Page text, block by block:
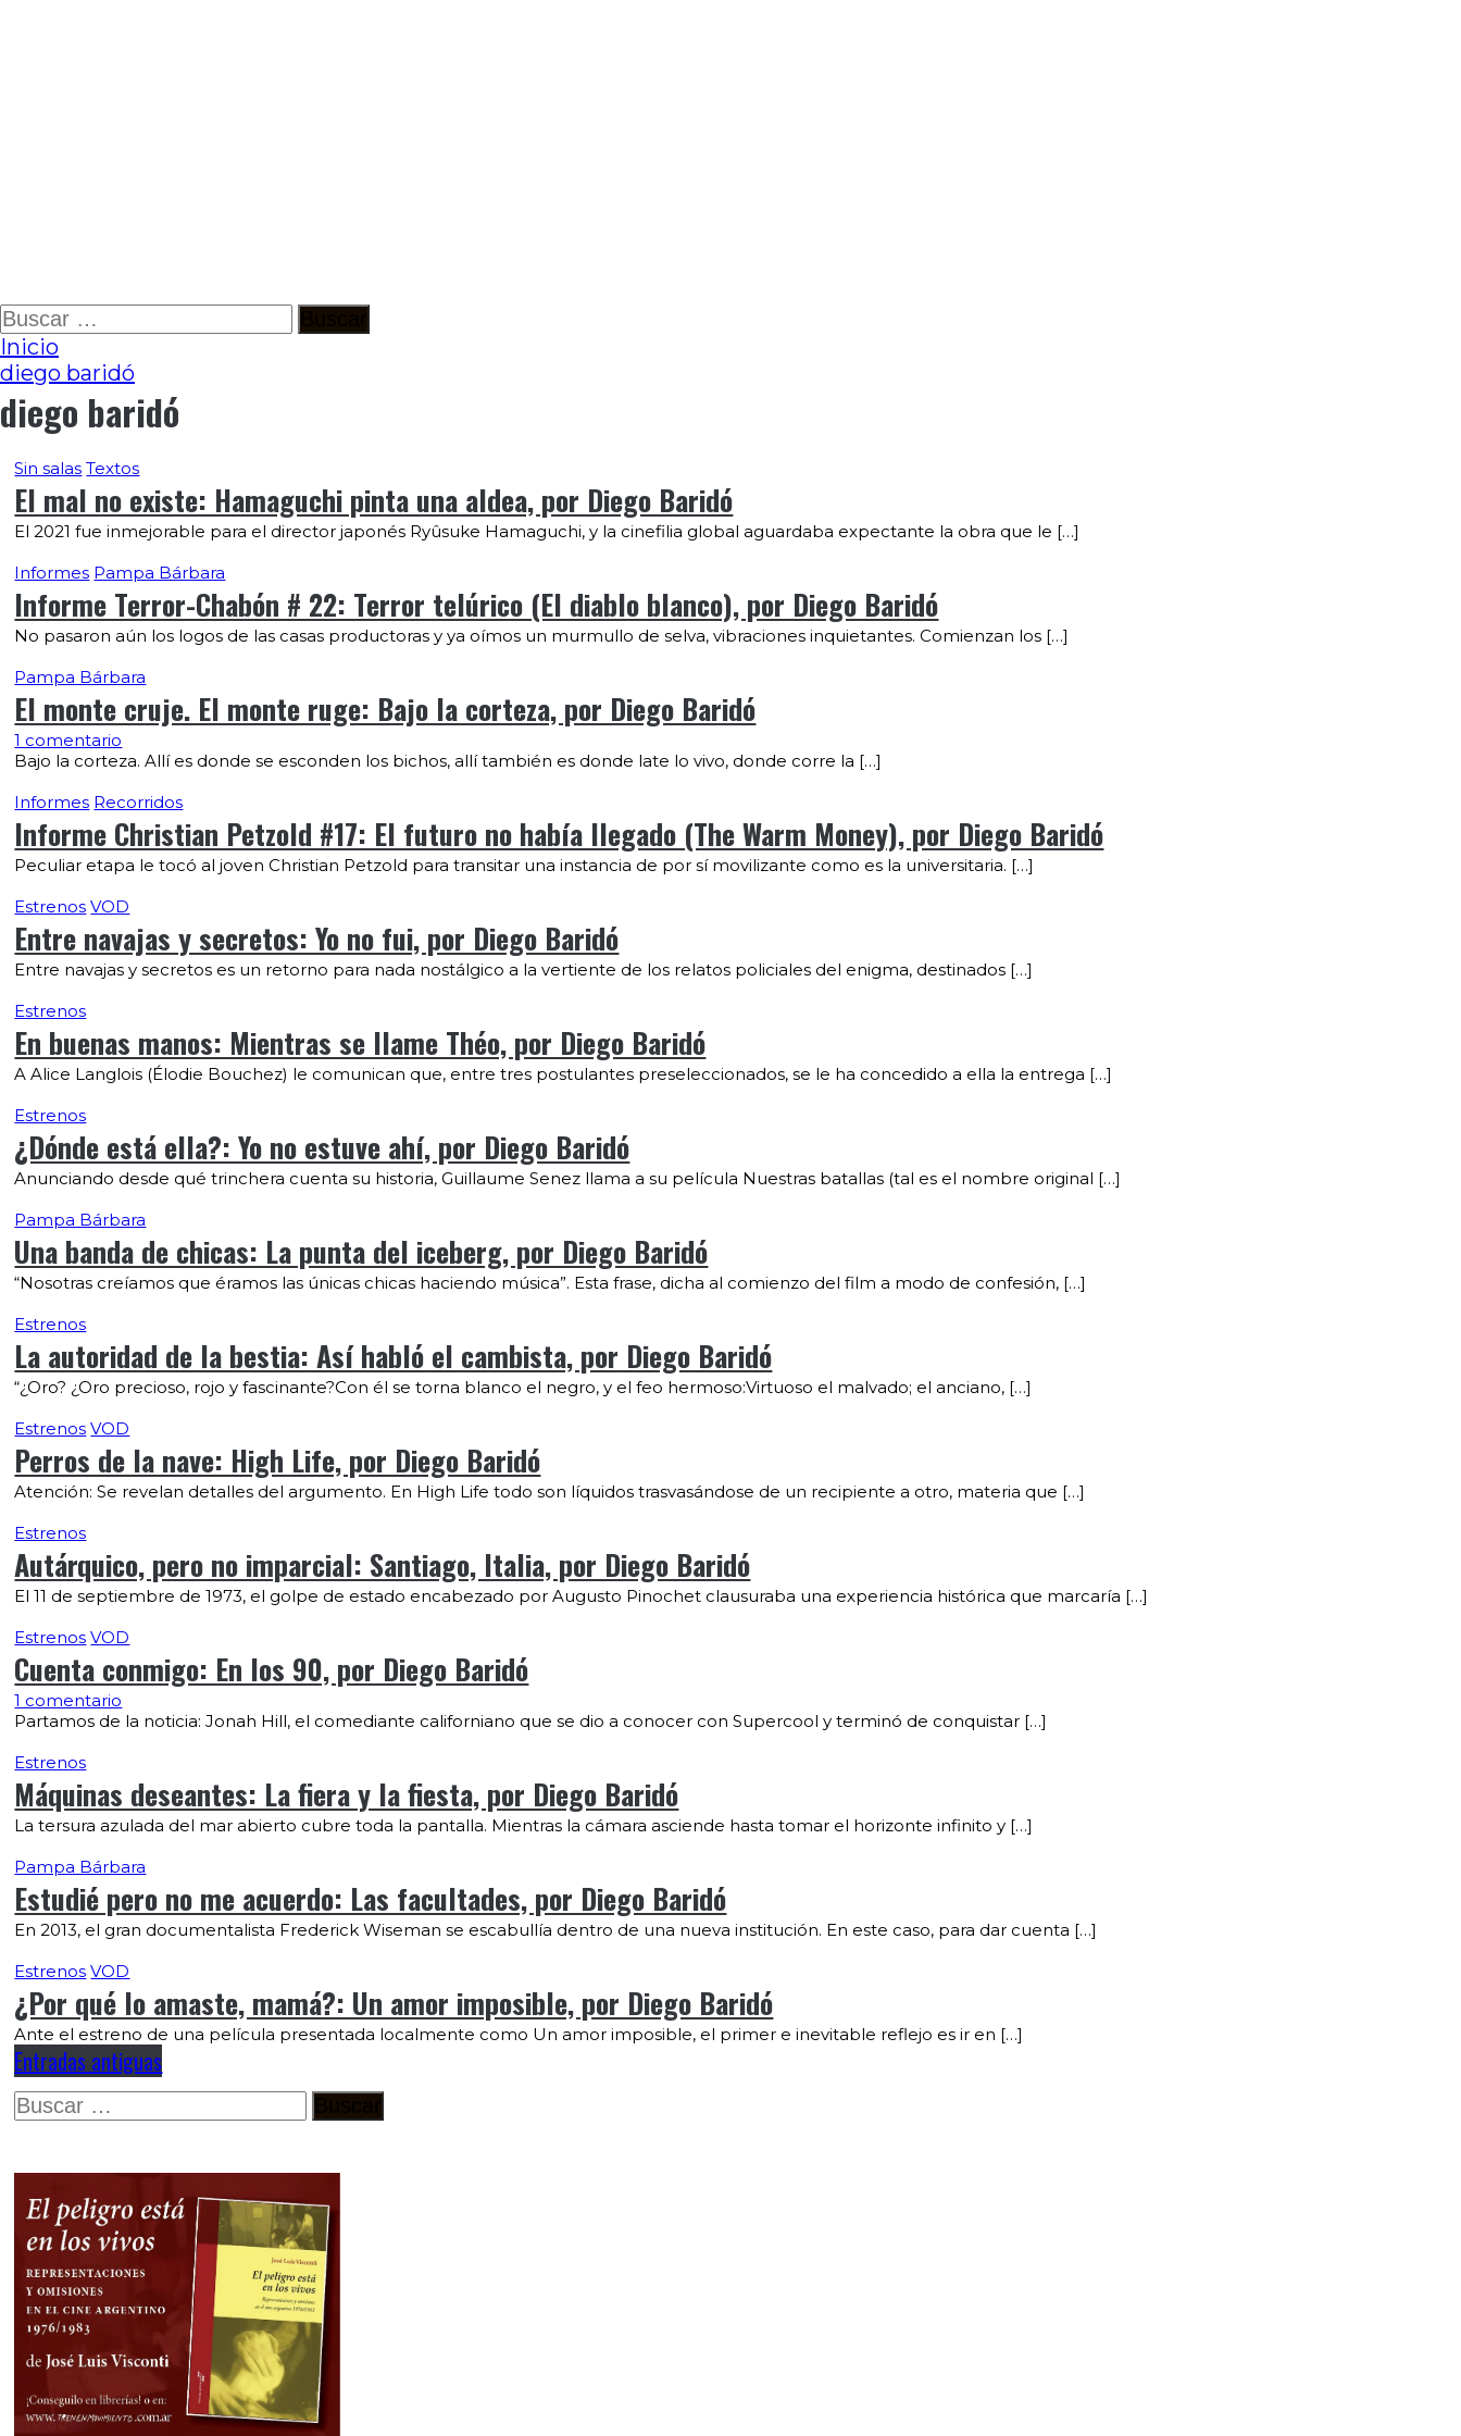
Ir
al
contenido
Buscar:
Inicio
diego baridó
diego baridó
Sin salas Textos
El mal no existe: Hamaguchi pinta una aldea, por Diego Baridó
El 2021 fue inmejorable para el director japonés Ryûsuke Hamaguchi, y la cinefilia global aguardaba expectante la obra que le […]
Informes Pampa Bárbara
Informe Terror-Chabón # 22: Terror telúrico (El diablo blanco), por Diego Baridó
No pasaron aún los logos de las casas productoras y ya oímos un murmullo de selva, vibraciones inquietantes. Comienzan los […]
Pampa Bárbara
El monte cruje. El monte ruge: Bajo la corteza, por Diego Baridó
1 comentario
Bajo la corteza. Allí es donde se esconden los bichos, allí también es donde late lo vivo, donde corre la […]
Informes Recorridos
Informe Christian Petzold #17: El futuro no había llegado (The Warm Money), por Diego Baridó
Peculiar etapa le tocó al joven Christian Petzold para transitar una instancia de por sí movilizante como es la universitaria. […]
Estrenos VOD
Entre navajas y secretos: Yo no fui, por Diego Baridó
Entre navajas y secretos es un retorno para nada nostálgico a la vertiente de los relatos policiales del enigma, destinados […]
Estrenos
En buenas manos: Mientras se llame Théo, por Diego Baridó
A Alice Langlois (Élodie Bouchez) le comunican que, entre tres postulantes preseleccionados, se le ha concedido a ella la entrega […]
Estrenos
¿Dónde está ella?: Yo no estuve ahí, por Diego Baridó
Anunciando desde qué trinchera cuenta su historia, Guillaume Senez llama a su película Nuestras batallas (tal es el nombre original […]
Pampa Bárbara
Una banda de chicas: La punta del iceberg, por Diego Baridó
“Nosotras creíamos que éramos las únicas chicas haciendo música”. Esta frase, dicha al comienzo del film a modo de confesión, […]
Estrenos
La autoridad de la bestia: Así habló el cambista, por Diego Baridó
“¿Oro? ¿Oro precioso, rojo y fascinante?Con él se torna blanco el negro, y el feo hermoso:Virtuoso el malvado; el anciano, […]
Estrenos VOD
Perros de la nave: High Life, por Diego Baridó
Atención: Se revelan detalles del argumento. En High Life todo son líquidos trasvasándose de un recipiente a otro, materia que […]
Estrenos
Autárquico, pero no imparcial: Santiago, Italia, por Diego Baridó
El 11 de septiembre de 1973, el golpe de estado encabezado por Augusto Pinochet clausuraba una experiencia histórica que marcaría […]
Estrenos VOD
Cuenta conmigo: En los 90, por Diego Baridó
1 comentario
Partamos de la noticia: Jonah Hill, el comediante californiano que se dio a conocer con Supercool y terminó de conquistar […]
Estrenos
Máquinas deseantes: La fiera y la fiesta, por Diego Baridó
La tersura azulada del mar abierto cubre toda la pantalla. Mientras la cámara asciende hasta tomar el horizonte infinito y […]
Pampa Bárbara
Estudié pero no me acuerdo: Las facultades, por Diego Baridó
En 2013, el gran documentalista Frederick Wiseman se escabullía dentro de una nueva institución. En este caso, para dar cuenta […]
Estrenos VOD
¿Por qué lo amaste, mamá?: Un amor imposible, por Diego Baridó
Ante el estreno de una película presentada localmente como Un amor imposible, el primer e inevitable reflejo es ir en […]
Entradas antiguas
Buscar: